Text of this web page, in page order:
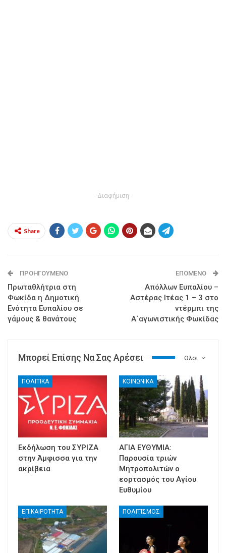
- Διαφήμιση -
Share
ΠΡΟΗΓΟΎΜΕΝΟ
Πρωταθλήτρια στη
Φωκίδα η Δημοτική
Ενότητα Ευπαλίου σε
γάμους & θανάτους
ΕΠΌΜΕΝΟ
Απόλλων Ευπαλίου –
Αστέρας Ιτέας 1 – 3 στο
ντέρμπι της
Α΄αγωνιστικής Φωκίδας
Ολοι
Μπορεί Επίσης Να Σας Αρέσει
ΠΟΛΙΤΙΚΑ
Εκδήλωση του ΣΥΡΙΖΑ
στην Άμφισσα για την
ακρίβεια
ΚΟΙΝΩΝΙΚΑ
ΑΓΙΑ ΕΥΘΥΜΙΑ:
Παρουσία τριών
Μητροπολιτών ο
εορτασμός του Αγίου
Ευθυμίου
ΕΠΙΚΑΙΡΟΤΗΤΑ ΠΟΛΙΤΙΣΜΟΣ